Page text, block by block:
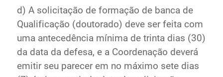
d) A solicitação de formação de banca de
Qualificação (doutorado) deve ser feita com
uma antecedência mínima de trinta dias (30)
da data da defesa, e a Coordenação deverá
emitir seu parecer em no máximo sete dias